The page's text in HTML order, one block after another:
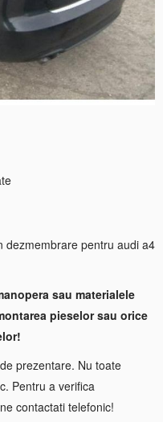
dezmembrare pentru audi a4
sau materialele
pieselor sau orice
prezentare. Nu toate
Pentru a verifica
contactati telefonic!